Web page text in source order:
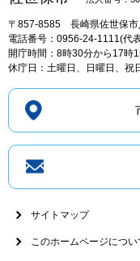
〒857-8585 長崎県佐世保
電話番号：0956-24-1111(代
開庁時間：8時30分から17時
休庁日：土曜日、日曜日、祝
サイトマップ
このホームページについ